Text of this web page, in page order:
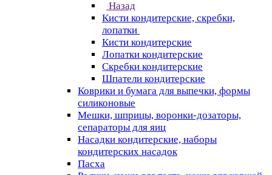
Назад
Кисти кондитерские, скребки,
лопатки
Кисти кондитерские
Лопатки кондитерские
Скребки кондитерские
Шпатели кондитерские
Коврики и бумага для выпечки, формы
силиконовые
Мешки, шприцы, воронки-дозаторы,
сепараторы для яиц
Насадки кондитерские, наборы
кондитерских насадок
Пасха